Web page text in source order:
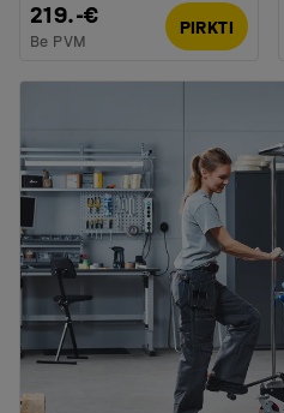
219.-€
Be PVM
PIRKTI